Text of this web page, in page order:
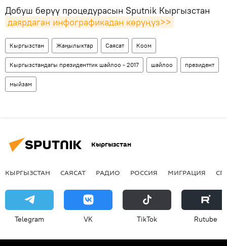
Добуш берүү процедурасын Sputnik Кыргызстан
даярдаган инфографикадан көрүңүз>>
Кыргызстан Жаңылыктар Саясат Коом
Кыргызстандагы президенттик шайлоо - 2017 шайлоо президент
мыйзам
Кыргызстан
КЫРГЫЗСТАН САЯСАТ РАДИО РОССИЯ МИГРАЦИЯ
Telegram VK ТikТоk Rutube